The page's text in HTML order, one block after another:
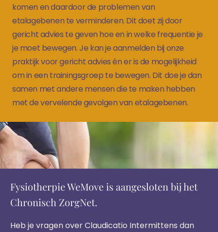
komen en daardoor de problemen van
etalagebenen te verminderen. Dit doet zij door
gericht advies te geven hoe en in welke frequentie je
je moet bewegen. Je kan je aanmelden bij onze
praktijk voor gericht advies én er is de mogelijkheid
om in een trainingsgroep te bewegen. Dit doe je dan
samen met andere mensen die te maken hebben
met de vervelende gevolgen van etalagebenen.
Fysiotherpie WeMove is aangesloten bij het
Chronisch ZorgNet.
Heb je vragen over Claudicatio Intermittens dan